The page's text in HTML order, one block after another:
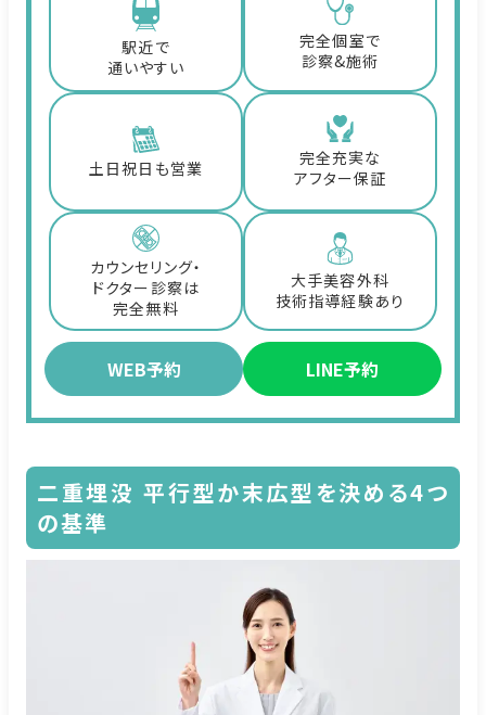
駅近で
通いやすい
完全個室で
診察&施術
土日祝日も営業
完全充実な
アフター保証
カウンセリング・
ドクター診察は
完全無料
大手美容外科
技術指導経験あり
WEB予約 LINE予約
二重埋没平行型か末広型を決める4つ
の基準